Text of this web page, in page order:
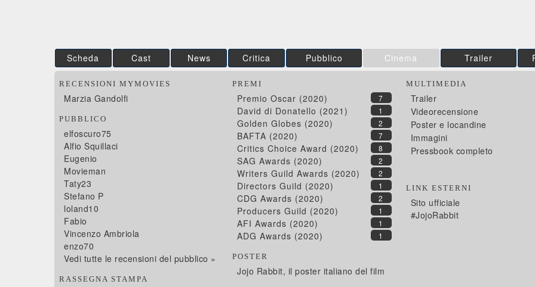
Scheda Cast News Critica Pubblico Cinema Trailer
RECENSIONI MYMOVIES
Marzia Gandolfi
PUBBLICO
elfoscuro75
Alfio Squillaci
Eugenio
Movieman
Taty23
Stefano P
loland10
Fabio
Vincenzo Ambriola
enzo70
Vedi tutte le recensioni del pubblico »
RASSEGNA STAMPA
PREMI
7
Premio Oscar (2020)
1
David di Donatello (2021)
2
Golden Globes (2020)
7
BAFTA (2020)
8
Critics Choice Award (2020)
2
SAG Awards (2020)
2
Writers Guild Awards (2020)
1
Directors Guild (2020)
2
CDG Awards (2020)
1
Producers Guild (2020)
1
AFI Awards (2020)
1
ADG Awards (2020)
POSTER
Jojo Rabbit, il poster italiano del film
MULTIMEDIA
Trailer
Videorecensione
Poster e locandine
Immagini
Pressbook completo
LINK ESTERNI
Sito ufficiale
#JojoRabbit